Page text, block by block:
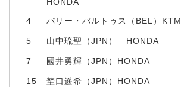
HONDA
4
バリー・バルトゥス（BEL）KTM
5 山中琉聖（JPN） HONDA
7 國井勇輝（JPN）HONDA
15 埜口遥希（JPN）HONDA